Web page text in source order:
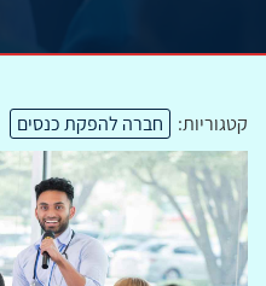
קטגוריות: חברה להפקת כנסים